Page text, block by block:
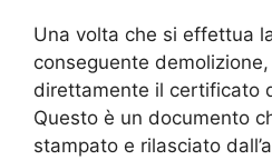
Una volta che si effettua
conseguente
direttamente il certificato
Questo è un documento
stampato e rilasciato